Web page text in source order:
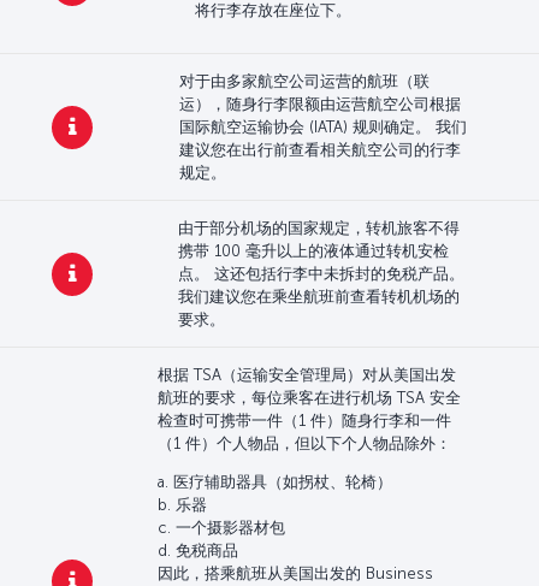
将行李存放在座位下。
对于由多家航空公司运营的航班（联
运），随身行李限额由运营航空公司根据
国际航空运输协会 (IATA) 规则确定。 我们
建议您在出行前查看相关航空公司的行李
规定。
由于部分机场的国家规定，转机旅客不得
携带 100 毫升以上的液体通过转机安检
点。 这还包括行李中未拆封的免税产品。
我们建议您在乘坐航班前查看转机机场的
要求。
根据 TSA（运输安全管理局）对从美国出发
航班的要求，每位乘客在进行机场 TSA 安全
检查时可携带一件（1 件）随身行李和一件
（1 件）个人物品，但以下个人物品除外：
a. 医疗辅助器具（如拐杖、轮椅）
b. 乐器
c. 一个摄影器材包
d. 免税商品
因此，搭乘航班从美国出发的 Business